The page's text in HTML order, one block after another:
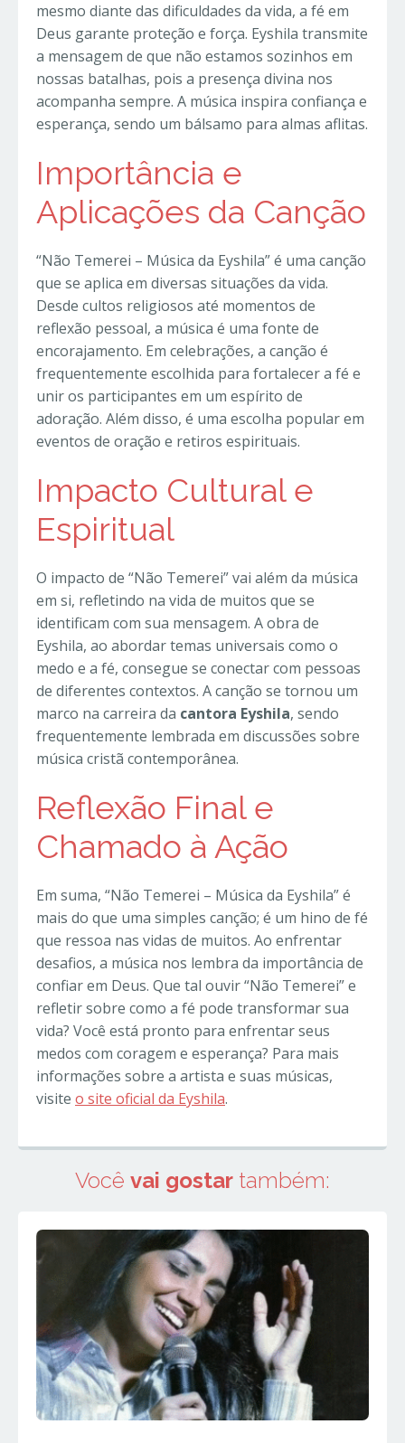
mesmo diante das dificuldades da vida, a fé em
Deus garante proteção e força. Eyshila transmite
a mensagem de que não estamos sozinhos em
nossas batalhas, pois a presença divina nos
acompanha sempre. A música inspira confiança e
esperança, sendo um bálsamo para almas aflitas.
Importância e
Aplicações da Canção
“Não Temerei – Música da Eyshila” é uma canção
que se aplica em diversas situações da vida.
Desde cultos religiosos até momentos de
reflexão pessoal, a música é uma fonte de
encorajamento. Em celebrações, a canção é
frequentemente escolhida para fortalecer a fé e
unir os participantes em um espírito de
adoração. Além disso, é uma escolha popular em
eventos de oração e retiros espirituais.
Impacto Cultural e
Espiritual
O impacto de “Não Temerei” vai além da música
em si, refletindo na vida de muitos que se
identificam com sua mensagem. A obra de
Eyshila, ao abordar temas universais como o
medo e a fé, consegue se conectar com pessoas
de diferentes contextos. A canção se tornou um
marco na carreira da cantora Eyshila, sendo
frequentemente lembrada em discussões sobre
música cristã contemporânea.
Reflexão Final e
Chamado à Ação
Em suma, “Não Temerei – Música da Eyshila” é
mais do que uma simples canção; é um hino de fé
que ressoa nas vidas de muitos. Ao enfrentar
desafios, a música nos lembra da importância de
confiar em Deus. Que tal ouvir “Não Temerei” e
refletir sobre como a fé pode transformar sua
vida? Você está pronto para enfrentar seus
medos com coragem e esperança? Para mais
informações sobre a artista e suas músicas,
visite o site oficial da Eyshila.
Você vai gostar também: